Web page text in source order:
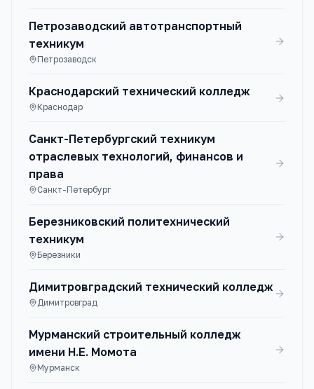
Петрозаводский автотранспортный
техникум
Петрозаводск
Краснодарский технический колледж
Краснодар
Санкт-Петербургский техникум
отраслевых технологий, финансов и
права
Санкт-Петербург
Березниковский политехнический
техникум
Березники
Димитровградский технический колледж
Димитровград
Мурманский строительный колледж
имени Н.Е. Момота
Мурманск